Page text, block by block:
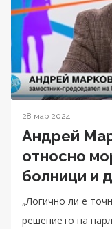
28 мар 2024
Андрей
относно
болници и
„Логично ли е
решението на